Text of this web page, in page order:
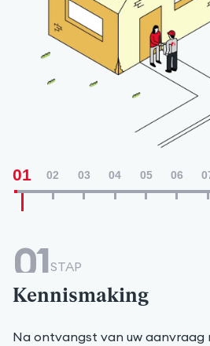
01 02 03 04 05 06
01STAP
Kennismaking
Na ontvangst van uw aanvraag